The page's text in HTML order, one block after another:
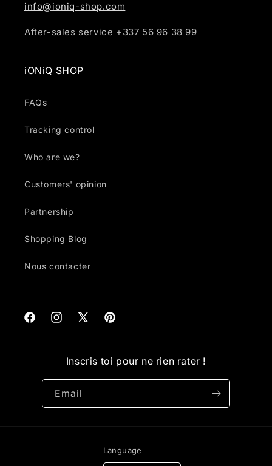
info@ioniq-shop.com
After-sales service +337 56 96 38 99
iONiQ SHOP
FAQs
Tracking control
Who are we?
Customers' opinion
Partnership
Shopping Blog
Nous contacter
FacebookInstagram
X
Pinterest
Inscris toi pour ne rien rater !
Email
Language